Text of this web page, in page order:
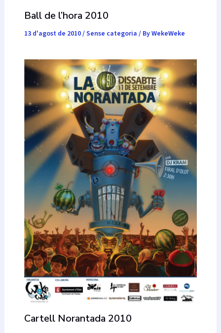
Ball de l’hora 2010
13 d'agost de 2010/Sense categoria / ByWekeWeke
Cartell Norantada 2010